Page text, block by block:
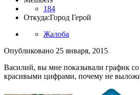
184
Откуда:Город Герой
Жалоба
Опубликовано 25 января, 2015
Василий, вы мне показывали график
красивыми цифрами, почему не